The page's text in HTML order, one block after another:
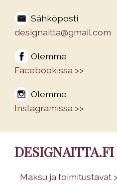
Sähköposti
designaitta@gmail.com
Olemme
Facebookissa >>
Olemme
Instagramissa >>
DESIGNAITTA.FI
Maksu ja toimitustavat